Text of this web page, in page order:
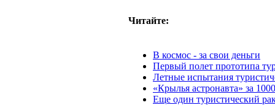
Читайте:
В космос - за свои деньги
Первый полет прототипа
Летные испытания
«Крылья астронавта» за
Еще один туристический